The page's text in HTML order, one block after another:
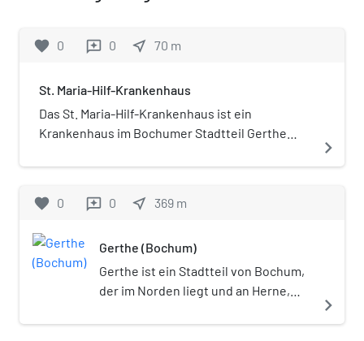
favorite 0 reviews 0 near_me 70 m
St. Maria-Hilf-Krankenhaus
Das St. Maria-Hilf-Krankenhaus ist ein
Krankenhaus im Bochumer Stadtteil Gerthe
(KKB). Schwerpunkte sind die Behandlung von
pflegenden Angehörigen. Im Jahr 2018 wurden
rd. 8.093 Patienten ambulant behandelt.
Beschäftigt werden über 60 Mitarbeiter
navigate_next
favorite 0 reviews 0 near_me 369 m
Gerthe (Bochum)
Gerthe ist ein Stadtteil von Bochum,
der im Norden liegt und an Herne,
grenzt. Trotz der Großzeche
navigate_next